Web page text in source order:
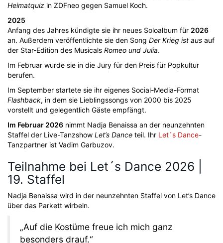
Heimatquiz in ZDFneo gegen Samuel Koch.
2025
Anfang des Jahres kündigte sie ihr neues Soloalbum für 2026
an. Außerdem veröffentlichte sie den Song Der Krieg ist aus auf
der Star-Edition des Musicals Romeo und Julia.
Im Februar wurde sie in die Jury für den Preis für Popkultur
berufen.
Im September startete sie ihr eigenes Social-Media-Format
Flashback, in dem sie Lieblingssongs von 2000 bis 2025
vorstellt und gelegentlich Gäste empfängt.
Im Februar 2026 nimmt Nadja Benaissa an der neunzehnten
Staffel der Live-Tanzshow Let’s Dance teil. Ihr Let´s Dance-
Tanzpartner ist Vadim Garbuzov.
Teilnahme bei Let´s Dance 2026 |
19. Staffel
Nadja Benaissa wird in der neunzehnten Staffel von Let’s Dance
über das Parkett wirbeln.
„Auf die Kostüme freue ich mich ganz
besonders drauf.“